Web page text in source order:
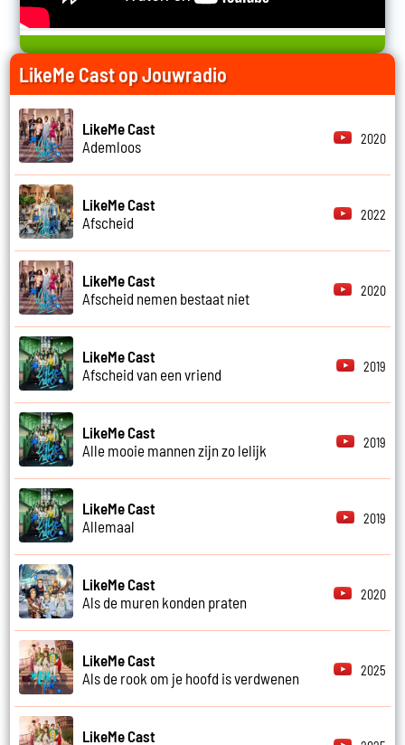
LikeMe Cast op Jouwradio
LikeMe Cast
Ademloos
2020
LikeMe Cast
Afscheid
2022
LikeMe Cast
Afscheid nemen bestaat niet
2020
LikeMe Cast
Afscheid van een vriend
2019
LikeMe Cast
Alle mooie mannen zijn zo lelijk
2019
LikeMe Cast
Allemaal
2019
LikeMe Cast
Als de muren konden praten
2020
LikeMe Cast
Als de rook om je hoofd is verdwenen
2025
LikeMe Cast